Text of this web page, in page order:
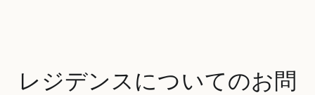
レジデンスについてのお問